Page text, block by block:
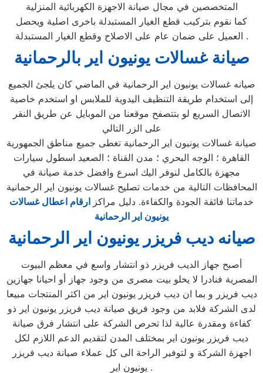
المتخصصين في مجال صيانة الاجهزة الكهربائية المنزلية
كما نقوم بتركيب قطع الغيار المستبدلة باخرى اصلية ويحصل
العميل على ضمان عام على الاصلاح وقطع الغيار المستبدلة .
صيانة غسالات يونيون اير بالرحمانية
صيانه غسالات يونيون اير الرحمانية في الماضي كان يلجئ الجميع
إلى استخدام طريقة التنظيف اليدوية للملابس او استخدم خاصية
الاتصال السريع لو بتتصفح موقعنا من الموبايل عن طريق النقر
على الزر التالي
صيانة غسالات يونيون اير الرحمانية تغطى جميع مناطق الجمهورية
القاهرة ؛ الوجه البحري ؛ مدن القناة ؛ الصعيد اسطول سيارات
مجهزة بالكامل لنوفر اليك اسرع وافضل خدمة صيانة في
المحافظات التالية من خدمات تصليح غسالات يونيون اير الرحمانية
خدماتنا فائقة الجودة والكفاءة. دليل مراكز ارقام اعطال غسالات
يونيون اير الرحمانية
صيانه ديب فريزر يونيون اير الرحمانية
أصبح جهاز الديب فريزر ذو انتشار واسع في معظم البيوت
المصرية فنادرا لا يخلو بيت مصرى من وجود جهاز أو احيانا جهازين
ديب فريزر و بما ان ديب فريزر يونيون اير من اكثر المنتجات مبيعا
لدى الشركة فلابد من وجود فريق صيانة ديب فريزر يونيون اير ذو
كفاءة ومقدرة عالية لذا تحرص الشركة على انتشار فرق صيانة
ديب فريزر يونيون اير بمختلف المدن لتقديم الدعم اللازم لكل
اجهزة الشركة و لتوفير الراحة الى كل عملاء صيانة ديب فريزر
يونيون اير .